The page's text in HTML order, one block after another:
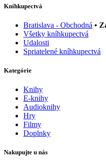
Kníhkupectvá
Bratislava - Obchodná •
Všetky kníhkupectvá
Udalosti
Spriatelené kníhkupectvá
Kategórie
Knihy
E-knihy
Audioknihy
Hry
Filmy
Doplnky
Nakupujte u nás